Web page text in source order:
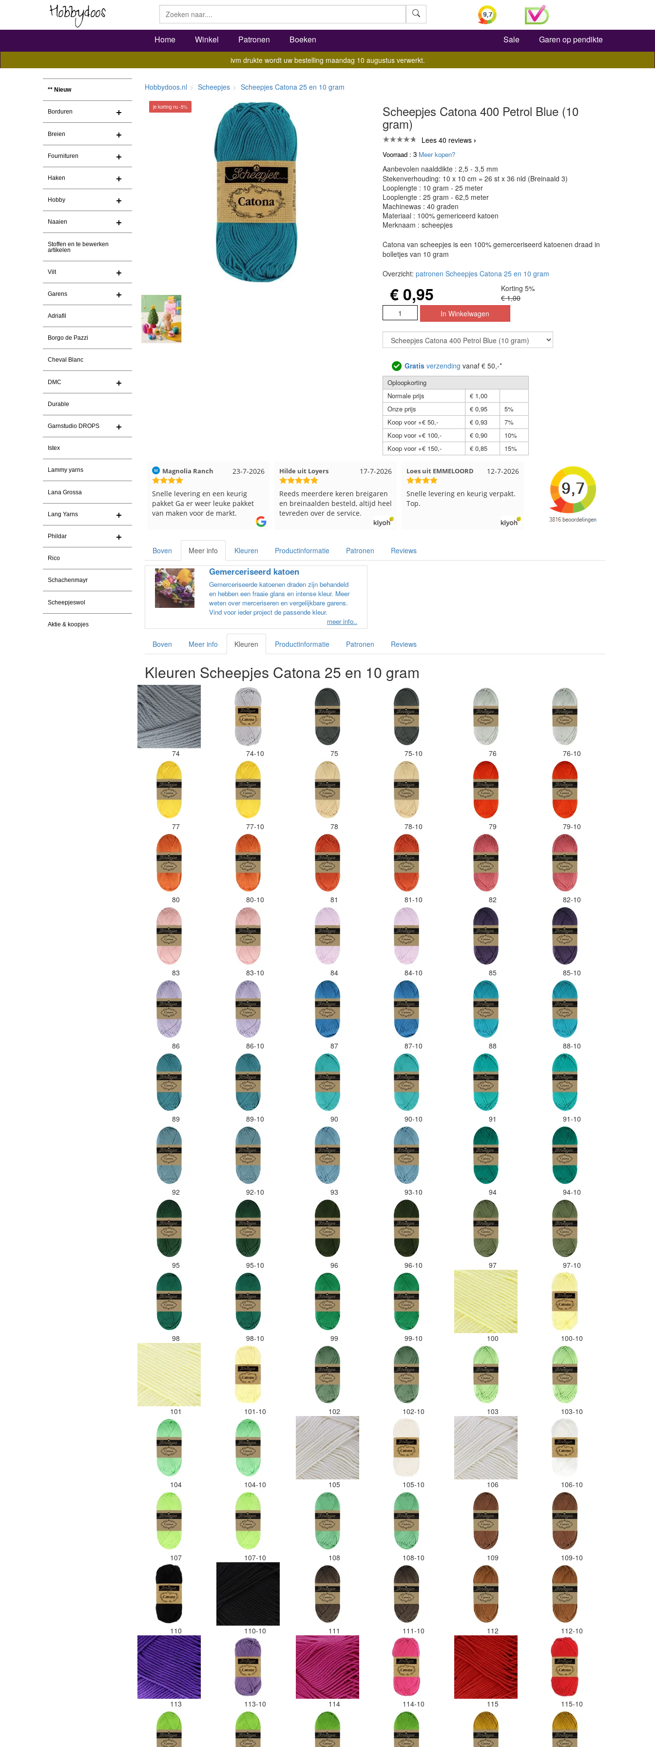
Zoeken
Home Winkel Patronen Boeken Sale Garen op pendikte
ivm drukte wordt uw bestelling maandag 10 augustus verwerkt.
** Nieuw
Borduren
Breien
Fournituren
Haken
Hobby
Naaien
Stoffen en te bewerken
artikelen
Vilt
Garens
Adriafil
Borgo de Pazzi
Cheval Blanc
DMC
Durable
Garnstudio DROPS
Istex
Lammy yarns
Lana Grossa
Lang Yarns
Phildar
Rico
Schachenmayr
Scheepjeswol
Aktie & koopjes
Hobbydoos.nl Scheepjes Scheepjes Catona 25 en 10 gram
je korting nu -5% Scheepjes Catona 400 Petrol Blue (10
gram)
Lees 40 reviews
Voorraad : 3 Meer kopen?
Aanbevolen naalddikte : 2,5 - 3,5 mm
Stekenverhouding: 10 x 10 cm = 26 st x 36 nld (Breinaald 3)
Looplengte : 10 gram - 25 meter
Looplengte : 25 gram - 62,5 meter
Machinewas : 40 graden
Materiaal : 100% gemericeerd katoen
Merknaam : scheepjes
Catona van scheepjes is een 100% gemerceriseerd katoenen draad in
bolletjes van 10 gram
Overzicht: patronen Scheepjes Catona 25 en 10 gram
€ 0,95
Korting 5%
€ 1,00
Gratisverzending vanaf € 50,-*
Oploopkorting
Normale prijs
€ 1,00
Onze prijs
€ 0,95
5%
Koop voor +€ 50,-
€ 0,93
7%
Koop voor +€ 100,-
€ 0,90
10%
Koop voor +€ 150,-
€ 0,85 15%
Christel Vanderlinden
Snelle levering. En prima garen
23-7-2026
Magnolia Ranch
Snelle levering en een keurig
pakket Ga er weer leuke pakket
van maken voor de markt.
17-7-2026
Hilde uit Loyers
Reeds meerdere keren breigaren
en breinaalden besteld, altijd heel
tevreden over de service.
12-7-2026
Loes uit EMMELOORD
Snelle levering en keurig verpakt.
Top.
Nell uit Beuningen
Goed verpakt en snelgeleverd
Boven Meer info Kleuren Productinformatie Patronen Reviews
Gemerceriseerd katoen
Gemerceriseerde katoenen draden zijn behandeld
en hebben een fraaie glans en intense kleur. Meer
weten over merceriseren en vergelijkbare garens.
Vind voor ieder project de passende kleur.
meer info..
Boven Meer info Kleuren Productinformatie Patronen Reviews
Kleuren Scheepjes Catona 25 en 10 gram
74 74-10 75 75-10 76 76-10
77 77-10 78 78-10 79 79-10
80 80-10 81 81-10 82 82-10
83 83-10 84 84-10 85 85-10
86 86-10 87 87-10 88 88-10
89 89-10 90 90-10 91 91-10
92 92-10 93 93-10 94 94-10
95 95-10 96 96-10 97 97-10
98 98-10 99 99-10 100 100-10
101 101-10 102 102-10 103 103-10
104 104-10 105 105-10 106 106-10
107 107-10 108 108-10 109 109-10
110 110-10 111 111-10 112 112-10
113 113-10 114 114-10 115 115-10